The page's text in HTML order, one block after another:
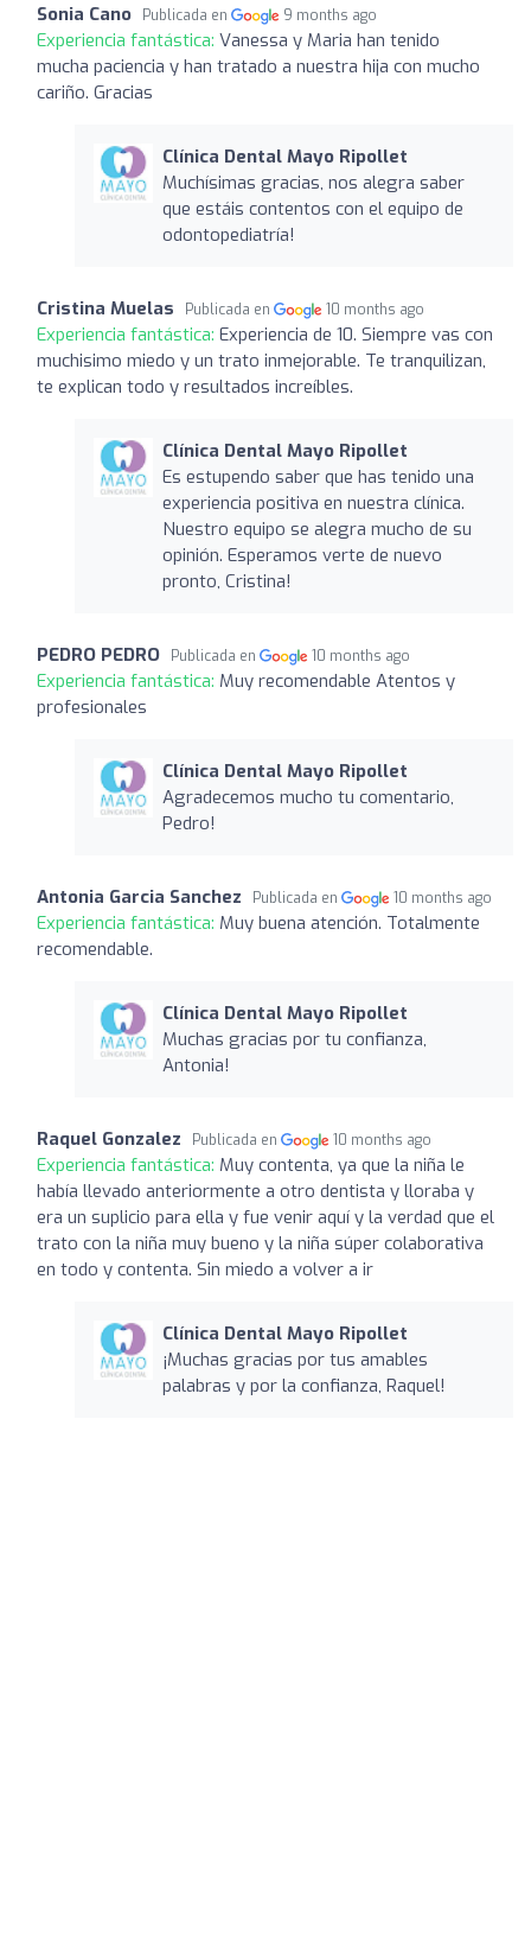
Sonia Cano Publicada en 9 months ago
Experiencia fantástica: Vanessa y Maria han tenido
mucha paciencia y han tratado a nuestra hija con mucho
cariño. Gracias
Clínica Dental Mayo Ripollet
Muchísimas gracias, nos alegra saber
que estáis contentos con el equipo de
odontopediatría!
Cristina Muelas Publicada en 10 months ago
Experiencia fantástica: Experiencia de 10. Siempre vas con
muchisimo miedo y un trato inmejorable. Te tranquilizan,
te explican todo y resultados increíbles.
Clínica Dental Mayo Ripollet
Es estupendo saber que has tenido una
experiencia positiva en nuestra clínica.
Nuestro equipo se alegra mucho de su
opinión. Esperamos verte de nuevo
pronto, Cristina!
PEDRO PEDRO Publicada en 10 months ago
Experiencia fantástica: Muy recomendable Atentos y
profesionales
Clínica Dental Mayo Ripollet
Agradecemos mucho tu comentario,
Pedro!
Antonia Garcia Sanchez Publicada en 10 months ago
Experiencia fantástica: Muy buena atención. Totalmente
recomendable.
Clínica Dental Mayo Ripollet
Muchas gracias por tu confianza,
Antonia!
Raquel Gonzalez Publicada en 10 months ago
Experiencia fantástica: Muy contenta, ya que la niña le
había llevado anteriormente a otro dentista y lloraba y
era un suplicio para ella y fue venir aquí y la verdad que el
trato con la niña muy bueno y la niña súper colaborativa
en todo y contenta. Sin miedo a volver a ir
Clínica Dental Mayo Ripollet
¡Muchas gracias por tus amables
palabras y por la confianza, Raquel!